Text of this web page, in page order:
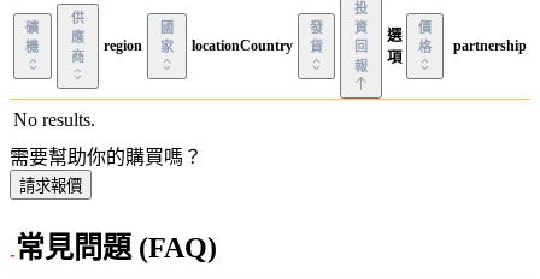
礦
機
供
應
商
region
國
家
locationCountry
發
貨
投
資
回
報
選
項
價
格
partnership
No results.
需要幫助你的購買嗎？
請求報價
常見問題 (FAQ)